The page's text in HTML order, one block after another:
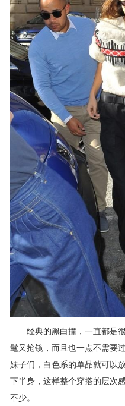
经典的黑白撞，一直都是很
髦又抢镜，而且也一点不需要
妹子们，白色系的单品就可以
下半身，这样整个穿搭的层次
不少。